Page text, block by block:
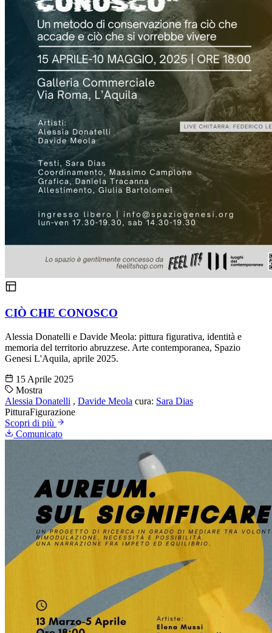
CIÒ CHE CONOSCO
Alessia Donatelli e Davide Meola: pittura figurativa, identità e
memoria del territorio abruzzese. Arte contemporanea, Spazio
Genesi L'Aquila, aprile 2025.
15 Aprile 2025
Mostra
Alessia Donatelli , Davide Meola cura: Sara Dias
PitturaFigurazione
Scopri di più
Comunicato